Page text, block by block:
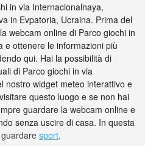
in via Internacionalnaya,
in Evpatoria, Ucraina. Prima del
webcam online di Parco giochi in
e ottenere le informazioni più
qui. Hai la possibilità di
di Parco giochi in via
nostro widget meteo interattivo e
questo luogo e se non hai
guardare la webcam online e
senza uscire di casa. In questa
sport.